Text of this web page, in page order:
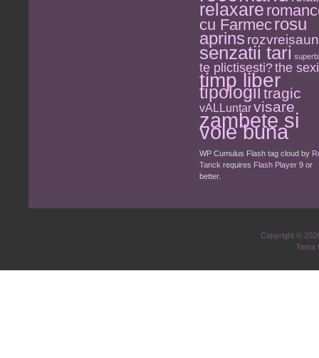
relaxare
cu Farmecrosu
aprins
senzatii tari
te plictisesti?the
timp liber
tipologiitragic
vALLuntarvisare
zambete si
voie buna
WP Cumulus Flash tag cloud by
Tanck requires Flash Player 9 or
better.
Copyright ©
Tema